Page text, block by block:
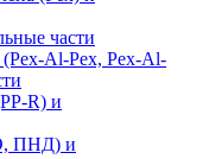
части
(Pex-Al-Pex, Pex-Al-
R) и
ПНД) и